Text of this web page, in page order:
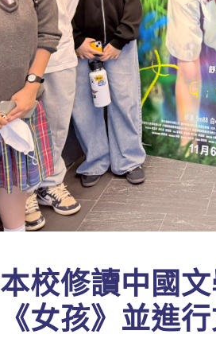
本校修讀中國
《女孩》並進